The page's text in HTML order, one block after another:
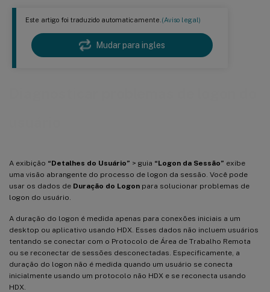
Este artigo foi traduzido automaticamente.(Aviso legal)
Mudar para ingles
A exibição “Detalhes do Usuário” > guia “Logon da Sessão” exibe
uma visão abrangente do processo de logon da sessão. Você pode
usar os dados de Duração do Logon para solucionar problemas de
logon do usuário.
A duração do logon é medida apenas para conexões iniciais a um
desktop ou aplicativo usando HDX. Esses dados não incluem usuários
tentando se conectar com o Protocolo de Área de Trabalho Remota
ou se reconectar de sessões desconectadas. Especificamente, a
duração do logon não é medida quando um usuário se conecta
inicialmente usando um protocolo não HDX e se reconecta usando
HDX.